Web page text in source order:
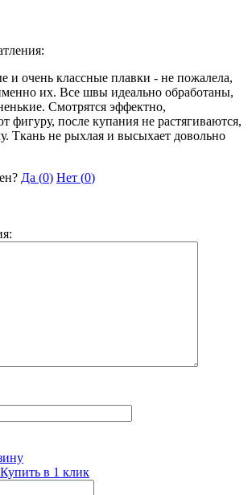
и очень классные плавки - не пожалела,
их. Все швы идеально обработаны,
Смотрятся эффектно,
фигуру, после купания не растягиваются,
Ткань не рыхлая и высыхает довольно
Да (0) Нет (0)
Купить в 1 клик